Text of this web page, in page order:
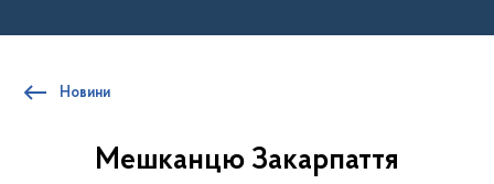
Новини
Мешканцю Закарпаття